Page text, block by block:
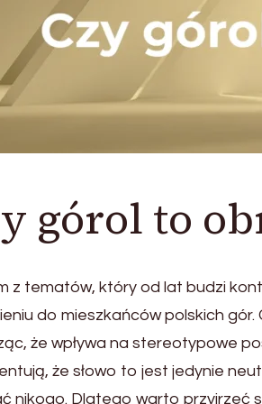
górol to
z tematów, który od lat budzi
do mieszkańców polskich
że wpływa na stereotypowe
że słowo to jest jedynie
nikogo. Dlatego warto przyjrzeć